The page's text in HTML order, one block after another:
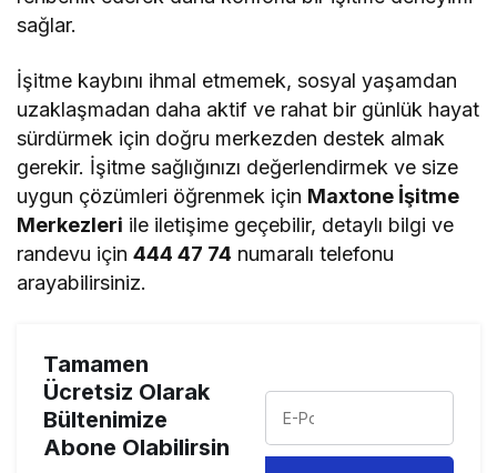
sağlar.
İşitme kaybını ihmal etmemek, sosyal yaşamdan
uzaklaşmadan daha aktif ve rahat bir günlük hayat
sürdürmek için doğru merkezden destek almak
gerekir. İşitme sağlığınızı değerlendirmek ve size
uygun çözümleri öğrenmek için Maxtone İşitme
Merkezleri ile iletişime geçebilir, detaylı bilgi ve
randevu için444 47 74 numaralı telefonu
arayabilirsiniz.
Tamamen
Ücretsiz Olarak
Bültenimize
Abone Olabilirsin